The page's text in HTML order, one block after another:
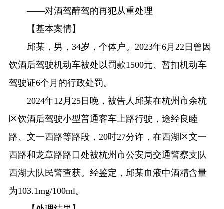
——对酒驾醉驾的再犯从重处理
【基本案情】
邱某，男，34岁，个体户。2023年6月22日曾因
饮酒后驾驶机动车被处以罚款1500元、暂扣机动车
驾驶证6个月的行政处罚。
2024年12月25日晚，被告人邱某在杭州市余杭
区饮酒后驾驶小型普通客车上路行驶，途经良睦
路、文一西路等路段，20时27分许，在西湖区文一
西路和龙章路路口处被杭州市公安局交通警察支队
西湖大队民警查获。经鉴定，邱某血液中酒精含量
为103.1mg/100ml。